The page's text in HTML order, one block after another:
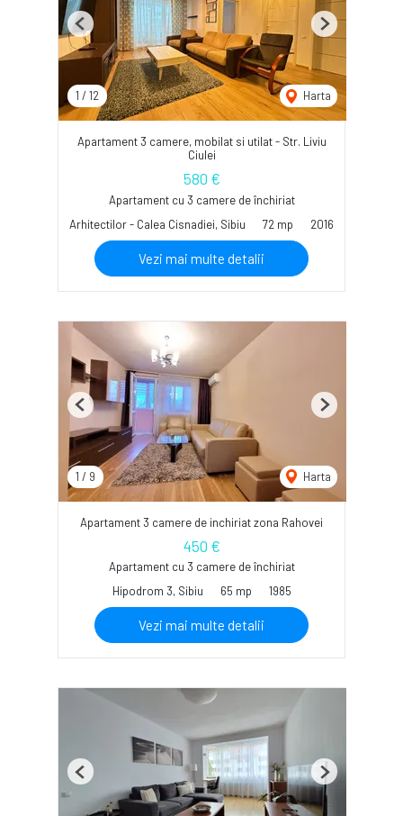
1 / 12 Harta
Previous Next
Apartament 3 camere, mobilat si utilat - Str. Liviu
Ciulei
580 €
Apartament cu 3 camere de închiriat
Arhitectilor - Calea Cisnadiei, Sibiu
72 mp 2016
Vezi mai multe detalii
1 / 9 Harta
Previous Next
Apartament 3 camere de inchiriat zona Rahovei
450 €
Apartament cu 3 camere de închiriat
Hipodrom 3, Sibiu
65 mp 1985
Vezi mai multe detalii
Previous Next